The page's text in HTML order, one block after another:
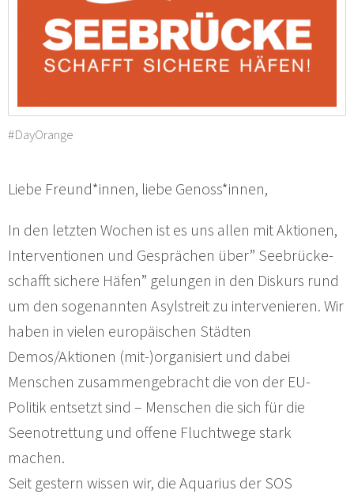
#DayOrange
Liebe Freund*innen, liebe Genoss*innen,
In den letzten Wochen ist es uns allen mit Aktionen,
Interventionen und Gesprächen über” Seebrücke-
schafft sichere Häfen” gelungen in den Diskurs rund
um den sogenannten Asylstreit zu intervenieren. Wir
haben in vielen europäischen Städten
Demos/Aktionen (mit-)organisiert und dabei
Menschen zusammengebracht die von der EU-
Politik entsetzt sind – Menschen die sich für die
Seenotrettung und offene Fluchtwege stark
machen.
Seit gestern wissen wir, die Aquarius der SOS